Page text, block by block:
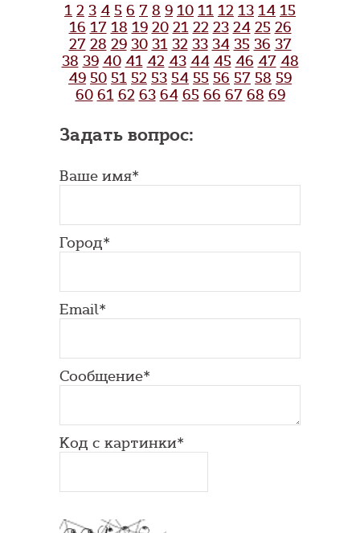
1 2 3 4 5 6 7 8 9 10 11 12 13 14 15
16 17 18 19 20 21 22 23 24 25 26
27 28 29 30 31 32 33 34 35 36 37
38 39 40 41 42 43 44 45 46 47 48
49 50 51 52 53 54 55 56 57 58 59
60 61 62 63 64 65 66 67 68 69
Задать вопрос:
Ваше имя*
Город*
Email*
Сообщение*
Код с картинки*